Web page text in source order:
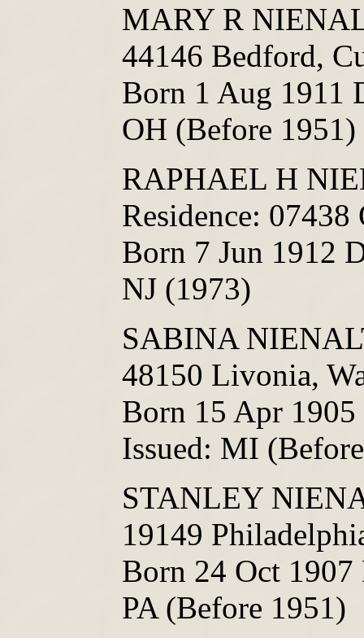
MARY R
44146 Bedford,
Born 1 Aug 1911
OH (Before 1951)
RAPHAEL H
Residence: 07438
Born 7 Jun 1912
NJ (1973)
SABINA
48150 Livonia,
Born 15 Apr
Issued: MI
STANLEY
19149
Born 24 Oct
PA (Before 1951)